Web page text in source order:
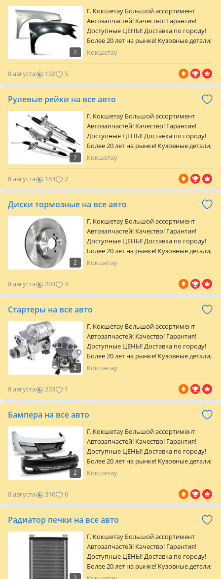
пт: 09: 00-18: 00 Сб: 10…
2
Г. Кокшетау Большой ассортимент
Автозапчастей! Качество! Гарантия!
Доступные ЦЕНЫ! Доставка по городу!
Более 20 лет на рынке! Кузовные детали;
оптика; Радиаторы; Автостекла; Детали
система; Трансмиссия; Фильтры;
Колодки; Антифриз; Свечи. Точные цены
и наличие уточняйте у менеджеров по
телефону. Адрес магазина: Ул. Жумабека
пт: 09: 00-18: 00 Сб: 10…
Кокшетау
8 августа 132 5
Рулевые рейки на все авто
2
Г. Кокшетау Большой ассортимент
Автозапчастей! Качество! Гарантия!
Доступные ЦЕНЫ! Доставка по городу!
Более 20 лет на рынке! Кузовные детали;
оптика; Радиаторы; Автостекла; Детали
система; Трансмиссия; Фильтры;
Колодки; Антифриз; Свечи. Точные цены
и наличие уточняйте у менеджеров по
телефону. Адрес магазина: Ул. Жумабека
пт: 09: 00-18: 00 Сб: 10…
Кокшетау
8 августа 153 2
Диски тормозные на все авто
2
Г. Кокшетау Большой ассортимент
Автозапчастей! Качество! Гарантия!
Доступные ЦЕНЫ! Доставка по городу!
Более 20 лет на рынке! Кузовные детали;
оптика; Радиаторы; Автостекла; Детали
система; Трансмиссия; Фильтры;
Колодки; Антифриз; Свечи. Точные цены
и наличие уточняйте у менеджеров по
телефону. Адрес магазина: Ул. Жумабека
пт: 09: 00-18: 00 Сб: 10…
Кокшетау
8 августа 203 4
Стартеры на все авто
2
Г. Кокшетау Большой ассортимент
Автозапчастей! Качество! Гарантия!
Доступные ЦЕНЫ! Доставка по городу!
Более 20 лет на рынке! Кузовные детали;
оптика; Радиаторы; Автостекла; Детали
система; Трансмиссия; Фильтры;
Колодки; Антифриз; Свечи. Точные цены
и наличие уточняйте у менеджеров по
телефону. Адрес магазина: Ул. Жумабека
пт: 09: 00-18: 00 Сб: 10…
Кокшетау
8 августа 233 1
Бампера на все авто
2
Г. Кокшетау Большой ассортимент
Автозапчастей! Качество! Гарантия!
Доступные ЦЕНЫ! Доставка по городу!
Более 20 лет на рынке! Кузовные детали;
оптика; Радиаторы; Автостекла; Детали
система; Трансмиссия; Фильтры;
Колодки; Антифриз; Свечи. Точные цены
и наличие уточняйте у менеджеров по
телефону. Адрес магазина: Ул. Жумабека
пт: 09: 00-18: 00 Сб: 10…
Кокшетау
8 августа 316 6
Радиатор печки на все авто
Г. Кокшетау Большой ассортимент
Автозапчастей! Качество! Гарантия!
Доступные ЦЕНЫ! Доставка по городу!
Более 20 лет на рынке! Кузовные детали;
оптика; Радиаторы; Автостекла; Детали